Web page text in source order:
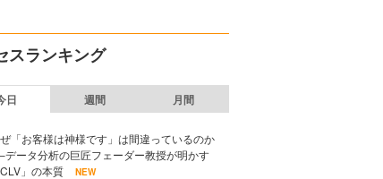
スランキング
日 週間 月間
「お客様は神様です」は間違っているのか
ータ分析の巨匠フェーダー教授が明かす
CLV」の本質
NEW